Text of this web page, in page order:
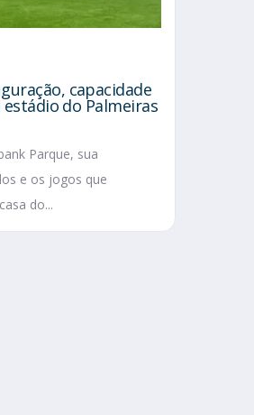
capacidade
do Palmeiras
Parque, sua
e os jogos que
do...